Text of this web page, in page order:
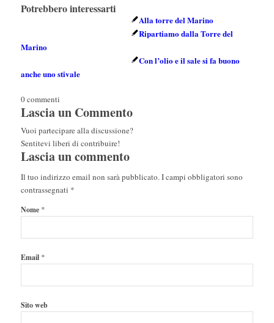
Potrebbero interessarti
Alla torre del Marino
Ripartiamo dalla Torre del
Marino
Con l’olio e il sale si fa buono
anche uno stivale
0commenti
Lascia un Commento
Vuoi partecipare alla discussione?
Sentitevi liberi di contribuire!
Lascia un commento
Il tuo indirizzo email non sarà pubblicato.I campi obbligatori sono
contrassegnati *
Nome *
Email *
Sito web